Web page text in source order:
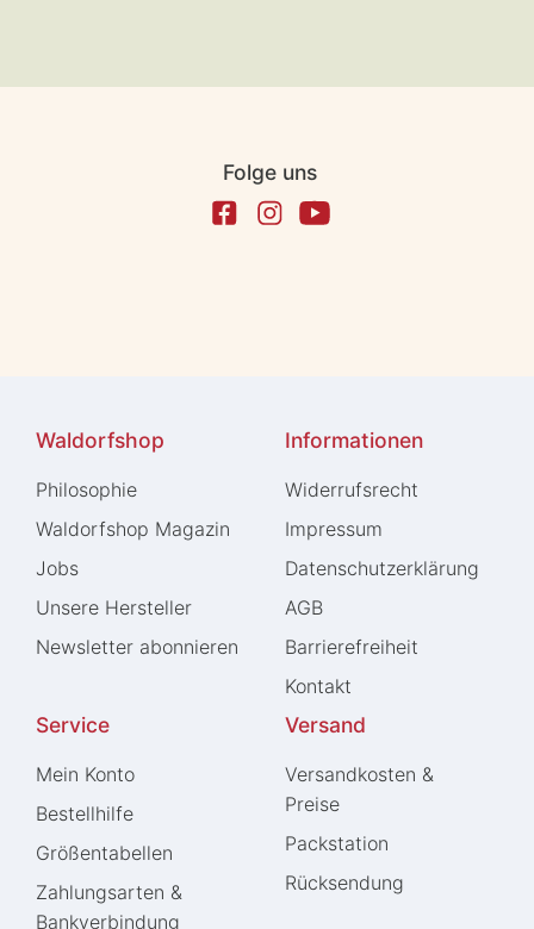
Folge uns
Waldorfshop
Philosophie
Waldorfshop Magazin
Jobs
Unsere Hersteller
Newsletter abonnieren
Informationen
Widerrufs­recht
Impressum
Daten­schutz­erklärung
AGB
Barrierefreiheit
Kontakt
Service
Mein Konto
Bestellhilfe
Größentabellen
Zahlungsarten &
Bankverbindung
Versand
Versandkosten &
Preise
Packstation
Rücksendung